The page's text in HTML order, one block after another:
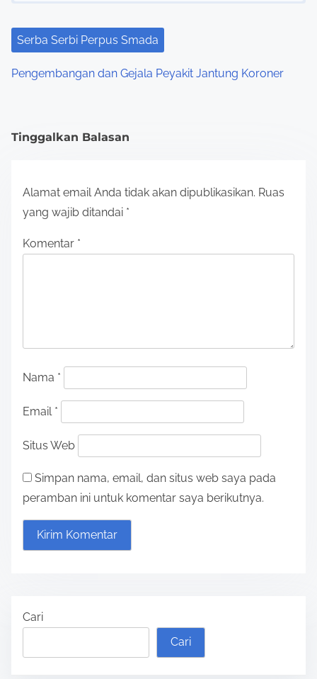
Serba Serbi Perpus Smada
Pengembangan dan Gejala Peyakit Jantung Koroner
Tinggalkan Balasan
Alamat email Anda tidak akan dipublikasikan. Ruas
yang wajib ditandai *
Komentar *
Nama *
Email *
Situs Web
Simpan nama, email, dan situs web saya pada
peramban ini untuk komentar saya berikutnya.
Cari
Cari